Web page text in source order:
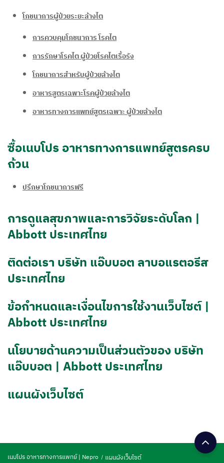
โภชนาการผู้ป่วยระยะล้างไต
การควบคุมโภชนาการ โรคไต
การรักษาโรคไต ผู้ป่วยโรคไตเรื้อรัง
โภชนาการสำหรับผู้ป่วยล้างไต
อาหารสูตรเฉพาะโรคผู้ป่วยล้างไต
อาหารทางการแพทย์สูตรเฉพาะ ผู้ป่วยล้างไต
ซื้อเนบโปร อาหารทางการแพทย์สูตรครบ
ถ้วน
ปรึกษาโภชนาการฟรี
การดูแลสุขภาพและการวิจัยระดับโลก |
Abbott ประเทศไทย
ติดต่อเรา บริษัท แอ๊บบอต ลาบอแรตอรีส
ประเทศไทย
ข้อกำหนดและเงื่อนไขการใช้งานเว็บไซต์ |
Abbott ประเทศไทย
นโยบายด้านความเป็นส่วนตัวของ บริษัท
แอ๊บบอต | Abbott ประเทศไทย
แผนผังเว็บไซต์
เนบโปร อาหารทางการแพทย์ | Nepro แผนผังเว็บไซต์